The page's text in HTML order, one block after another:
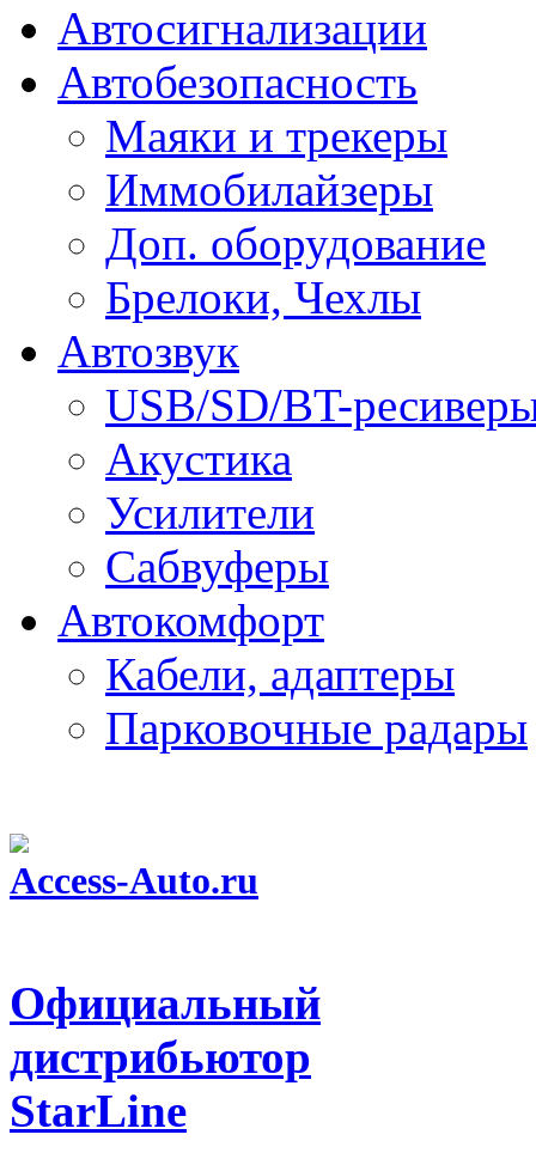
Автосигнализации
Автобезопасность
Маяки и трекеры
Иммобилайзеры
Доп. оборудование
Брелоки, Чехлы
Автозвук
USB/SD/BT-
Акустика
Усилители
Сабвуферы
Автокомфорт
Кабели, адаптеры
Парковочные радары
Access-Auto.ru
Официальный
дистрибьютор
StarLine